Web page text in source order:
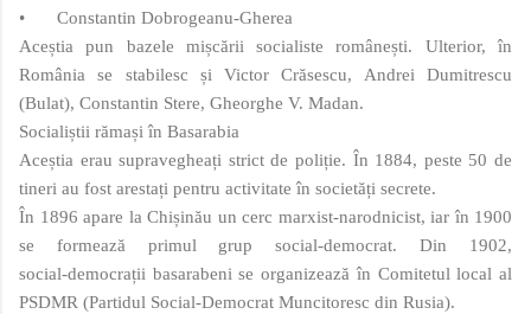
•
Constantin Dobrogeanu‑Gherea
Aceștia pun bazele mișcării socialiste românești. Ulterior, în
România se stabilesc și Victor Crăsescu, Andrei Dumitrescu
(Bulat), Constantin Stere, Gheorghe V. Madan.
Socialiștii rămași în Basarabia
Aceștia erau supravegheați strict de poliție. În 1884, peste 50 de
tineri au fost arestați pentru activitate în societăți secrete.
În 1896 apare la Chișinău un cerc marxist‑narodnicist, iar în 1900
se formează primul grup social‑democrat. Din 1902,
social‑democrații basarabeni se organizează în Comitetul local al
PSDMR (Partidul Social‑Democrat Muncitoresc din Rusia).